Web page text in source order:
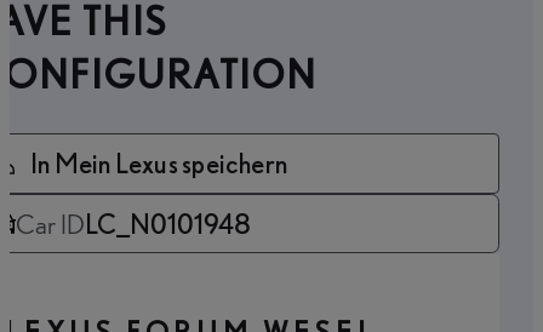
THIS
In Mein Lexus speichern
Car IDLC_N0101948